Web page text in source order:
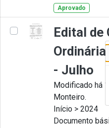
Aprovado
Edital de
- Julho
Modificado há
Monteiro.
Início > 2024
Documento